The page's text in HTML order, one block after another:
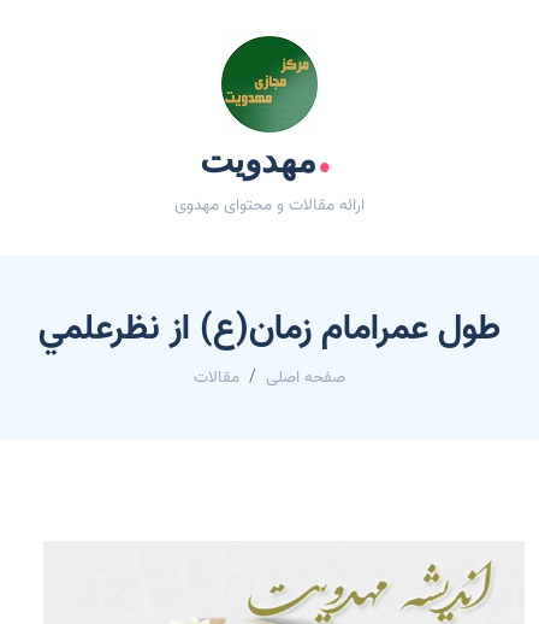
.مهدویت
ارائه مقالات و محتوای مهدوی
طول عمرامام زمان(ع) از نظرعلمي
صفحه اصلی مقالات